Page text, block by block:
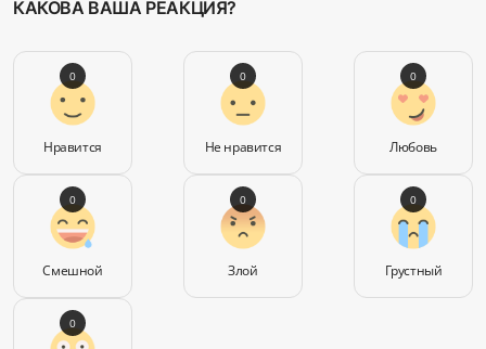
КАКОВА ВАША РЕАКЦИЯ?
Нравится
0
Не нравится
0
Любовь
0
Смешной
0
Злой
0
Грустный
0
0